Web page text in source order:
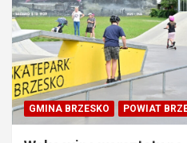
GMINA BRZESKO POWIAT